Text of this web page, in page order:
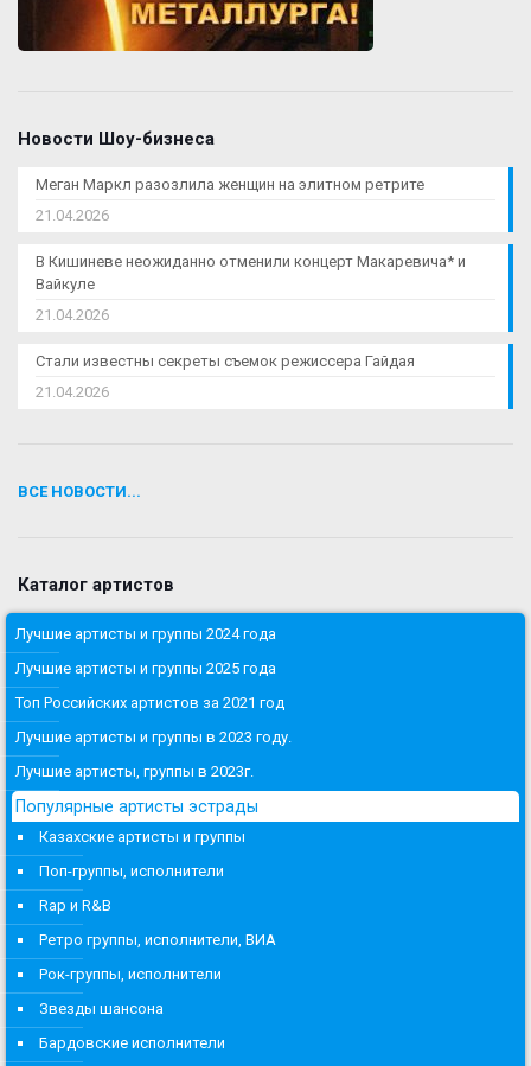
Новости Шоу-бизнеса
Меган Маркл разозлила женщин на элитном ретрите
21.04.2026
В Кишиневе неожиданно отменили концерт Макаревича* и
Вайкуле
21.04.2026
Стали известны секреты съемок режиссера Гайдая
21.04.2026
ВСЕ НОВОСТИ...
Каталог артистов
Лучшие артисты и группы 2024 года
Лучшие артисты и группы 2025 года
Топ Российских артистов за 2021 год
Лучшие артисты и группы в 2023 году.
Лучшие артисты, группы в 2023г.
Популярные артисты эстрады
Казахские артисты и группы
Поп-группы, исполнители
Rap и R&B
Ретро группы, исполнители, ВИА
Рок-группы, исполнители
Звезды шансона
Бардовские исполнители